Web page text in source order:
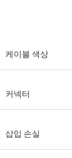
Nguyen 님
는 저희 회사
케이블 색상
커넥터
삽입 손실